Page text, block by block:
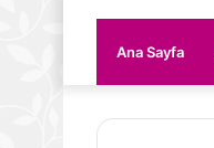
Ana Sayfa